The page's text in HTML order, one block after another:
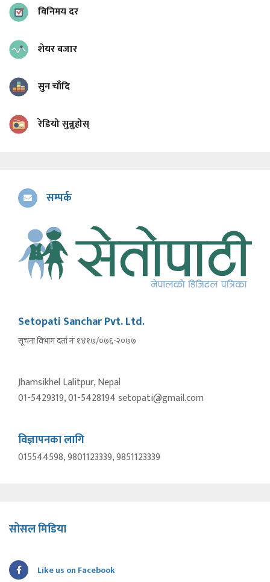
विनिमय दर
शेयर बजार
सुन चाँदि
रेडियो सुन्नुहोस्
सम्पर्क
Setopati Sanchar Pvt. Ltd.
सूचना विभाग दर्ता नंः १४१७/०७६-२०७७
Jhamsikhel Lalitpur, Nepal
01-5429319, 01-5428194 setopati@gmail.com
विज्ञापनका लागि
015544598, 9801123339, 9851123339
सोसल मिडिया
Like us on Facebook